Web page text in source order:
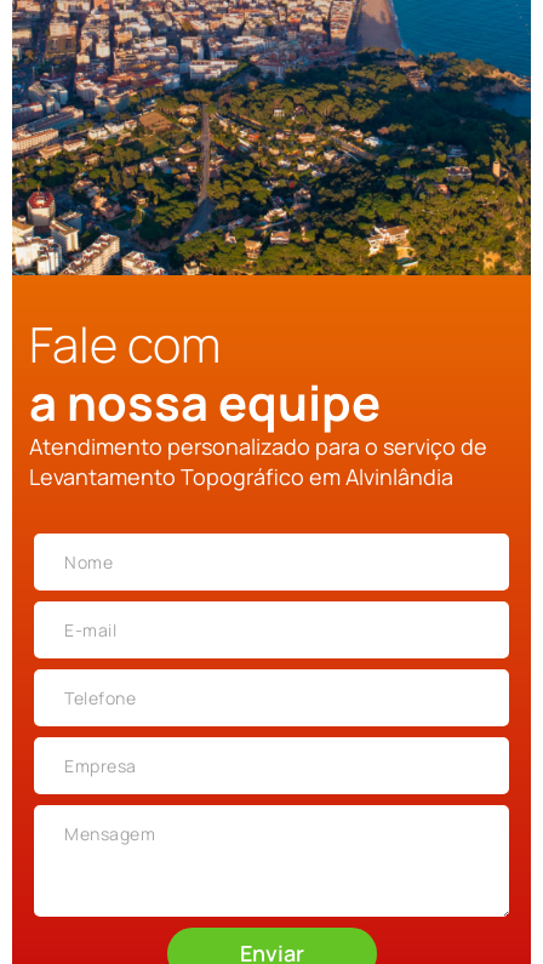
Fale com
a nossa equipe
Atendimento personalizado para o serviço de
Levantamento Topográfico em Alvinlândia
Enviar